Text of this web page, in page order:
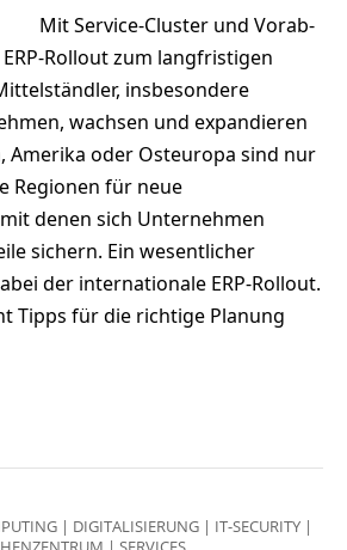
Mit Service-Cluster und Vorab-
Rollout zum langfristigen
insbesondere
wachsen und expandieren
Amerika oder Osteuropa sind nur
Regionen für neue
denen sich Unternehmen
sichern. Ein wesentlicher
der internationale ERP-Rollout.
Tipps für die richtige Planung
| DIGITALISIERUNG | IT-SECURITY |